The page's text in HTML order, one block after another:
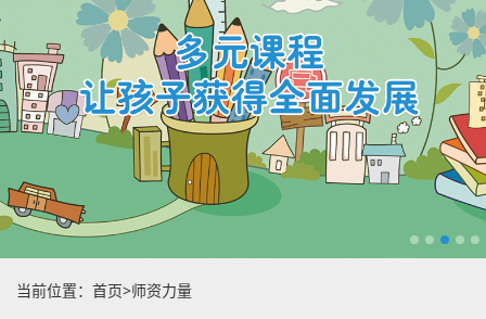
当前位置： 首页>师资力量